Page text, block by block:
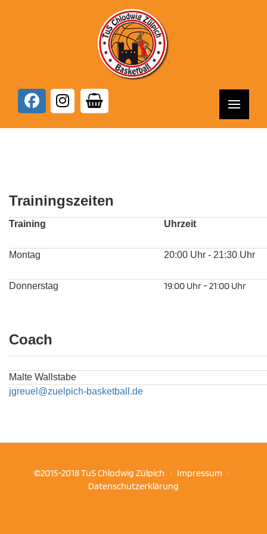
Trainingszeiten
Training
Montag 20:00 Uhr - 21:30 Uhr
Donnerstag 19:00 Uhr - 21:00 Uhr
Coach
Malte Wallstabe
jgreuel@zuelpich-basketball.de
©2015-2018 TuS Chlodwig Zülpich · Impressum ·
Datenschutzerklärung